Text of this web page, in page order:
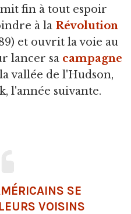
fin à tout espoir
à la Révolution
et ouvrit la voie au
lancer sa campagne
vallée de l'Hudson,
l'année suivante.
SE
VOISINS